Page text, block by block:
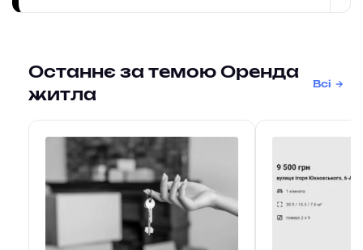
Останнє за темою Оренда
житла
Всі